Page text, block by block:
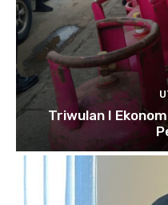
Triwulan I